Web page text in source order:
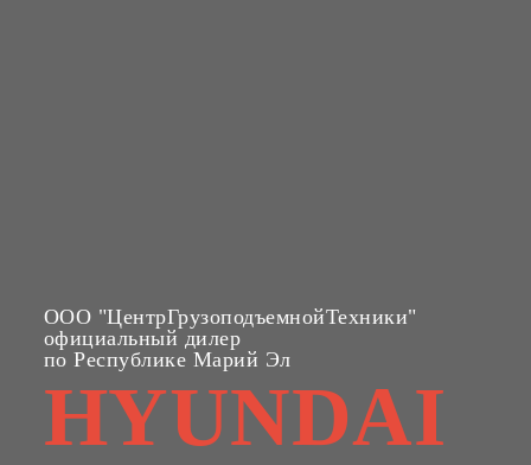
ООО "ЦентрГрузоподъемнойТехники"
официальный дилер
по Республике Марий Эл
HYUNDAI